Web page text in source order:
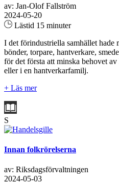
av: Jan-Olof Fallström
2024-05-20
Lästid 15 minuter
I det förindustriella samhället hade
bönder, torpare, hantverkare,
för det första att minska behovet
eller i en hantverkarfamilj.
+ Läs mer
S
Innan folkrörelserna
av: Riksdagsförvaltningen
2024-05-03